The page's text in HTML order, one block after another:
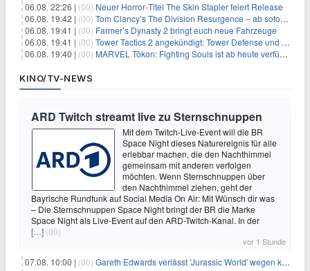
06.08. 22:26 | (00) Neuer Horror‑Titel The Skin Stapler feiert Release
06.08. 19:42 | (00) Tom Clancy’s The Division Resurgence – ab sofort für euch verfügbar
06.08. 19:41 | (00) Farmer’s Dynasty 2 bringt euch neue Fahrzeuge
06.08. 19:41 | (00) Tower Tactics 2 angekündigt: Tower Defense und Deckbuilding Kombo kehrt zurück
06.08. 19:40 | (00) MARVEL Tōkon: Fighting Souls ist ab heute verfügbar
KINO/TV-NEWS
ARD Twitch streamt live zu Sternschnuppen
Mit dem Twitch-Live-Event will die BR
Space Night dieses Naturereignis für alle
erlebbar machen, die den Nachthimmel
gemeinsam mit anderen verfolgen
möchten. Wenn Sternschnuppen über
den Nachthimmel ziehen, geht der
Bayrische Rundfunk auf Social Media On Air: Mit Wünsch dir was
– Die Sternschnuppen Space Night bringt der BR die Marke
Space Night als Live-Event auf den ARD-Twitch-Kanal. In der
[…] (00)
vor 1 Stunde
07.08. 10:00 | (00) Gareth Edwards verlässt 'Jurassic World' wegen kreativer Differenzen